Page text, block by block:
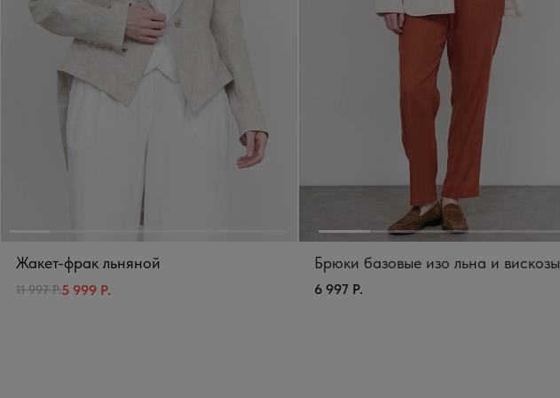
Жакет-фрак льняной
11 997 Р.5 999 Р.
Брюки базовые изо льна и вискозы
6 997 Р.